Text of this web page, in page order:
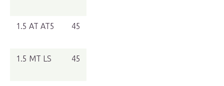
1.5 AT AT5 45
1.5 MT LS 45